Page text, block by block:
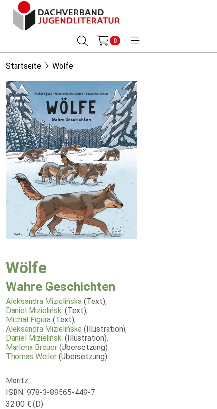
0
Startseite Wölfe
Wölfe
Wahre Geschichten
Aleksandra Mizielińska (Text),
Daniel Mizieliński (Text),
Michał Figura (Text),
Aleksandra Mizielińska (Illustration),
Daniel Mizieliński (Illustration),
Marlena Breuer (Übersetzung),
Thomas Weiler (Übersetzung)
Moritz
ISBN: 978-3-89565-449-7
32,00 € (D)